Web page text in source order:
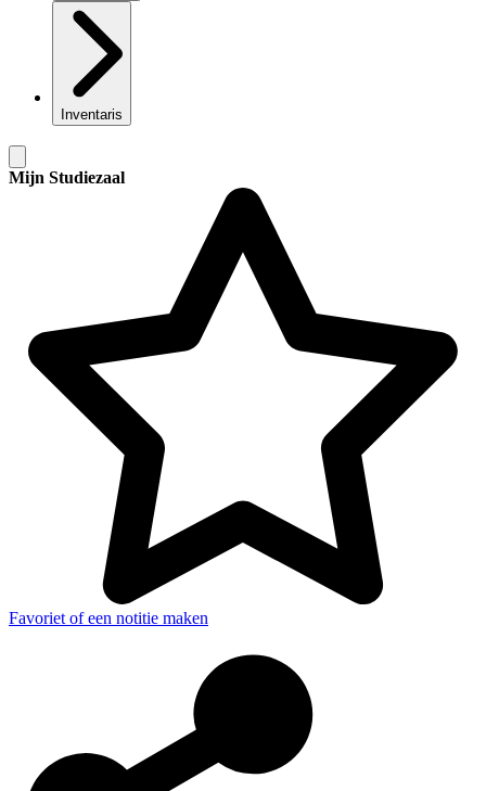
Inventaris
Mijn Studiezaal
Favoriet of een notitie maken